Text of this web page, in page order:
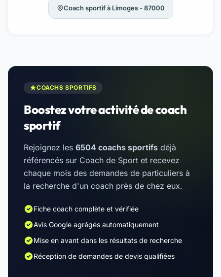
Coach sportif à Limoges - 87000
COACHS SPORTIFS
Boostez votre activité de coach
sportif
Rejoignez les 6504 coachs sportifs déjà
référencés sur Coach de Sport et recevez
chaque mois des demandes de particuliers à
la recherche d'un coach près de chez eux.
Fiche coach complète et vérifiée
Avis Google agrégés automatiquement
Mise en avant dans les résultats de recherche
Réception de demandes de devis qualifiées